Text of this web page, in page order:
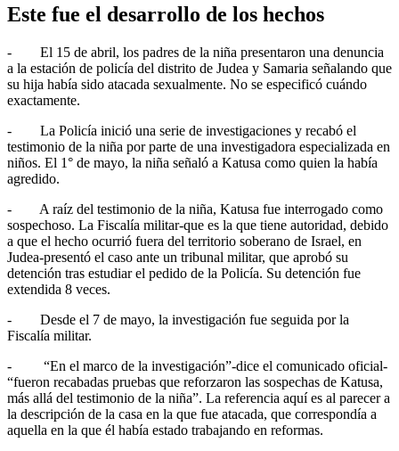
Este fue el desarrollo de los hechos
- El 15 de abril, los padres de la niña presentaron una denuncia
a la estación de policía del distrito de Judea y Samaria señalando que
su hija había sido atacada sexualmente. No se especificó cuándo
exactamente.
- La Policía inició una serie de investigaciones y recabó el
testimonio de la niña por parte de una investigadora especializada en
niños. El 1° de mayo, la niña señaló a Katusa como quien la había
agredido.
- A raíz del testimonio de la niña, Katusa fue interrogado como
sospechoso. La Fiscalía militar-que es la que tiene autoridad, debido
a que el hecho ocurrió fuera del territorio soberano de Israel, en
Judea-presentó el caso ante un tribunal militar, que aprobó su
detención tras estudiar el pedido de la Policía. Su detención fue
extendida 8 veces.
- Desde el 7 de mayo, la investigación fue seguida por la
Fiscalía militar.
- “En el marco de la investigación”-dice el comunicado oficial-
“fueron recabadas pruebas que reforzaron las sospechas de Katusa,
más allá del testimonio de la niña”. La referencia aquí es al parecer a
la descripción de la casa en la que fue atacada, que correspondía a
aquella en la que él había estado trabajando en reformas.